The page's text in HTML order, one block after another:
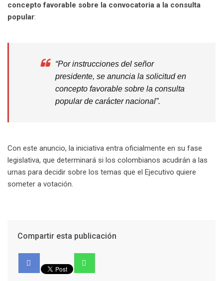
concepto favorable sobre la convocatoria a la consulta
popular:
“Por instrucciones del señor
presidente, se anuncia la solicitud en
concepto favorable sobre la consulta
popular de carácter nacional”.
Con este anuncio, la iniciativa entra oficialmente en su fase
legislativa, que determinará si los colombianos acudirán a las
urnas para decidir sobre los temas que el Ejecutivo quiere
someter a votación.
Compartir esta publicación